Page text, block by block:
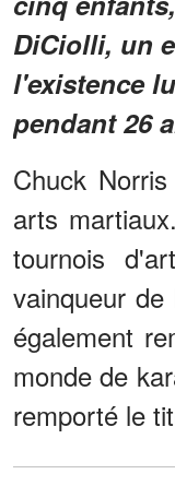
DiCiolli, un
l'existence
pendant 26
Chuck
arts
tournois
vainqueur
également
monde de
remporté le